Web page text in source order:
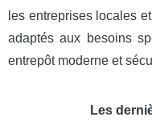
les entreprises locales
adaptés aux besoins
entrepôt moderne et
Les